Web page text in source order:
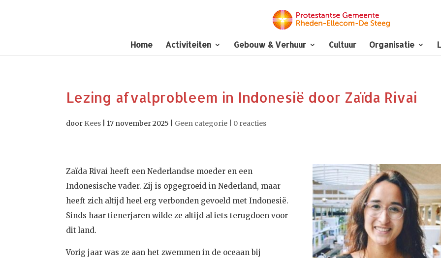
Home Activiteiten Gebouw & Verhuur Cultuur Organisatie
Lezing afvalprobleem in Indonesië door Zaïda Rivai
door Kees 17 november 2025 Geen categorie 0 reacties
Zaïda Rivai heeft een Nederlandse moeder en een
Indonesische vader. Zij is opgegroeid in Nederland, maar
heeft zich altijd heel erg verbonden gevoeld met Indonesië.
Sinds haar tienerjaren wilde ze altijd al iets terugdoen voor
dit land.
Vorig jaar was ze aan het zwemmen in de oceaan bij